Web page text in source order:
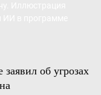
об угрозах